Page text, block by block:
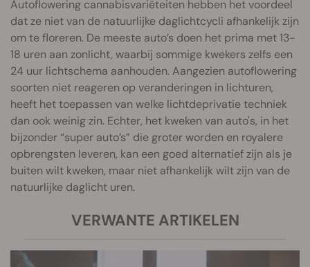
Autoflowering cannabisvariëteiten hebben het voordeel
dat ze niet van de natuurlijke daglichtcycli afhankelijk zijn
om te floreren. De meeste auto’s doen het prima met 13-
18 uren aan zonlicht, waarbij sommige kwekers zelfs een
24 uur lichtschema aanhouden. Aangezien autoflowering
soorten niet reageren op veranderingen in lichturen,
heeft het toepassen van welke lichtdeprivatie techniek
dan ook weinig zin. Echter, het kweken van auto's, in het
bijzonder “super auto’s” die groter worden en royalere
opbrengsten leveren, kan een goed alternatief zijn als je
buiten wilt kweken, maar niet afhankelijk wilt zijn van de
natuurlijke daglicht uren.
VERWANTE ARTIKELEN